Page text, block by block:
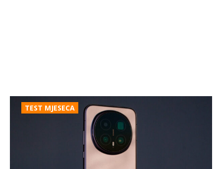
TEST MJESECA